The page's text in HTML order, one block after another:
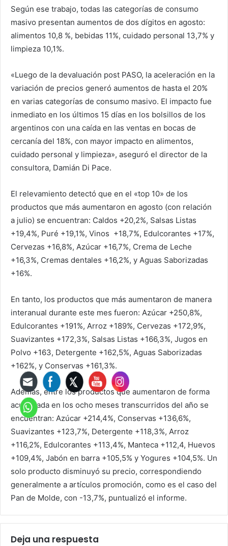
Según ese trabajo, todas las categorías de consumo
masivo presentan aumentos de dos dígitos en agosto:
alimentos 10,8 %, bebidas 11%, cuidado personal 13,7% y
limpieza 10,1%.
«Luego de la devaluación post PASO, la aceleración en la
variación de precios generó aumentos de hasta el 20%
en varias categorías de consumo masivo. El impacto fue
inmediato en los últimos 15 días en los bolsillos de los
argentinos con una caída en las ventas en bocas de
cercanía del 18%, con mayor impacto en alimentos,
cuidado personal y limpieza», aseguró el director de la
consultora, Damián Di Pace.
El relevamiento detectó que en el «top 10» de los
productos que más aumentaron en agosto (con relación
a julio) se encuentran: Caldos +20,2%, Salsas Listas
+19,4%, Puré +19,1%, Vinos +18,7%, Edulcorantes +17%,
Cervezas +16,8%, Azúcar +16,7%, Crema de Leche
+16,3%, Cremas dentales +16,2%, y Aguas Saborizadas
+16%.
En tanto, los productos que más aumentaron de manera
interanual durante este mes fueron: Azúcar +250,8%,
Edulcorantes +191%, Arroz +189%, Cervezas +172,9%,
Suavizantes +172,3%, Salsas Listas +166,3%, Jugos en
Polvo +163, Detergente +162,5%, Aguas Saborizadas
+162%, y Conservas +161,3%.
Además, entre los productos que aumentaron de forma
acumulada en los ocho meses transcurridos del año se
encuentran: Azúcar +214,4%, Conservas +136,6%,
Suavizantes +123,7%, Detergente +118,3%, Arroz
+116,2%, Edulcorantes +113,4%, Manteca +112,4, Huevos
+109,4%, Jabón en barra +105,5% y Yogures +104,5%. Un
solo producto disminuyó su precio, correspondiendo
generalmente a artículos promoción, como es el caso del
Pan de Molde, con -13,7%, puntualizó el informe.
Deja una respuesta